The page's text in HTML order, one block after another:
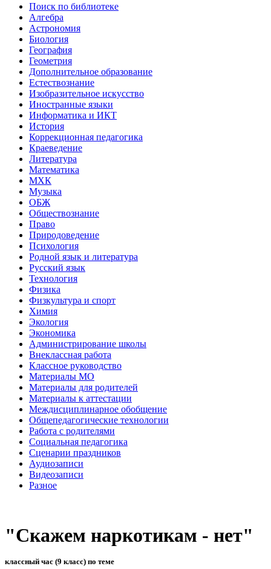
Поиск по библиотеке
Алгебра
Астрономия
Биология
География
Геометрия
Дополнительное образование
Естествознание
Изобразительное искусство
Иностранные языки
Информатика и ИКТ
История
Коррекционная педагогика
Краеведение
Литература
Математика
МХК
Музыка
ОБЖ
Обществознание
Право
Природоведение
Психология
Родной язык и литература
Русский язык
Технология
Физика
Физкультура и спорт
Химия
Экология
Экономика
Администрирование школы
Внеклассная работа
Классное руководство
Материалы МО
Материалы для родителей
Материалы к аттестации
Междисциплинарное обобщение
Общепедагогические технологии
Работа с родителями
Социальная педагогика
Сценарии праздников
Аудиозаписи
Видеозаписи
Разное
"Скажем наркотикам - нет"
классный час (9 класс) по теме